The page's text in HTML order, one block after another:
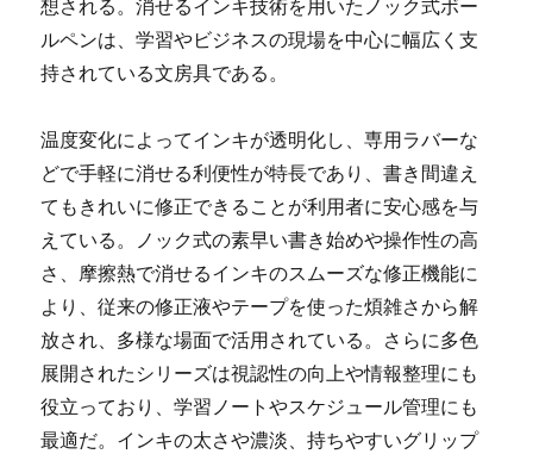
想される。消せるインキ技術を用いたノック式ボー
ルペンは、学習やビジネスの現場を中心に幅広く支
持されている文房具である。
温度変化によってインキが透明化し、専用ラバーな
どで手軽に消せる利便性が特長であり、書き間違え
てもきれいに修正できることが利用者に安心感を与
えている。ノック式の素早い書き始めや操作性の高
さ、摩擦熱で消せるインキのスムーズな修正機能に
より、従来の修正液やテープを使った煩雑さから解
放され、多様な場面で活用されている。さらに多色
展開されたシリーズは視認性の向上や情報整理にも
役立っており、学習ノートやスケジュール管理にも
最適だ。インキの太さや濃淡、持ちやすいグリップ